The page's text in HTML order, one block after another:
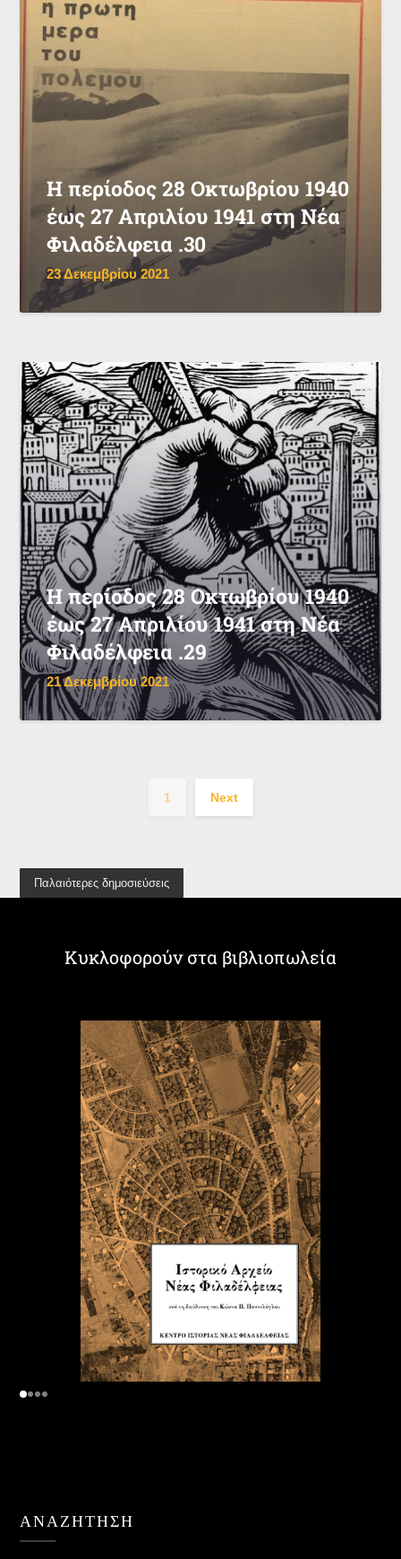
Η περίοδος 28 Οκτωβρίου 1940
έως 27 Απριλίου 1941 στη Νέα
Φιλαδέλφεια .30
23 Δεκεμβρίου 2021
Η περίοδος 28 Οκτωβρίου 1940
έως 27 Απριλίου 1941 στη Νέα
Φιλαδέλφεια .29
21 Δεκεμβρίου 2021
1 Next
Παλαιότερες δημοσιεύσεις
Κυκλοφορούν στα βιβλιοπωλεία
ΑΝΑΖΉΤΗΣΗ